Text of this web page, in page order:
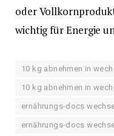
oder
wichtig für Energie
10 kg abnehmen in
10 kg abnehmen in
ernährungs-docs
ernährungs-docs